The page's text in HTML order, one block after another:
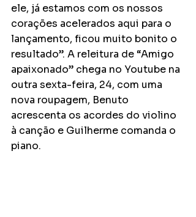
ele, já estamos com os nossos
corações acelerados aqui para o
lançamento, ficou muito bonito o
resultado”. A releitura de “Amigo
apaixonado” chega no Youtube na
outra sexta-feira, 24, com uma
nova roupagem, Benuto
acrescenta os acordes do violino
à canção e Guilherme comanda o
piano.